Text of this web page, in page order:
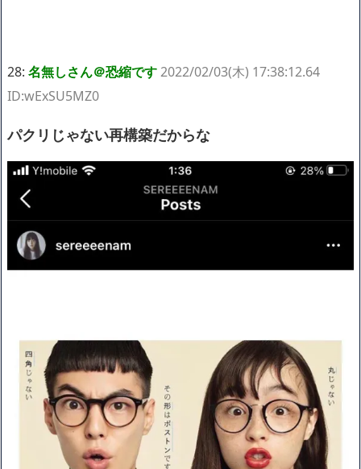
28: 名無しさん＠恐縮です2022/02/03(木) 17:38:12.64
ID:wExSU5MZ0
パクリじゃない再構築だからな